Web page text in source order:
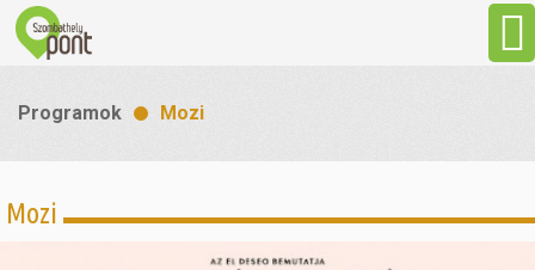
Látnivalók
Programok Mozi
Mozi